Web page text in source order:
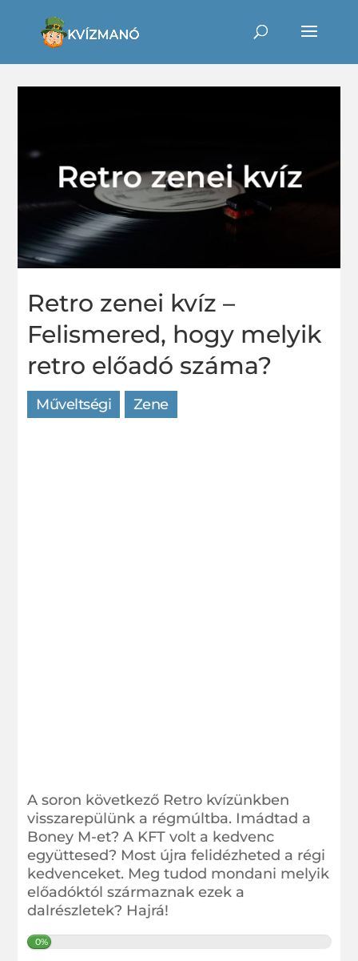
Retro zenei kvíz –
Felismered, hogy melyik
retro előadó száma?
Műveltségi Zene
A soron következő Retro kvízünkben
visszarepülünk a régmúltba. Imádtad a
Boney M-et? A KFT volt a kedvenc
együttesed? Most újra felidézheted a régi
kedvenceket. Meg tudod mondani melyik
előadóktól származnak ezek a
dalrészletek? Hajrá!
0%